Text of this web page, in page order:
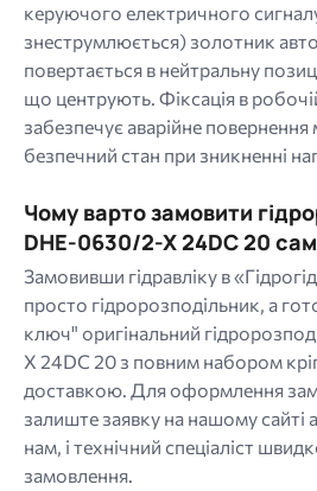
керуючого електричного
знеструмлюється) золотник
повертається в нейтральну
що центрують. Фіксація в
забезпечує аварійне повернення
безпечний стан при зникненні
Чому варто замовити
DHE-0630/2-X 24DC 20
Замовивши гідравліку в
просто гідророзподільник, а
ключ" оригінальний
X 24DC 20 з повним набором
доставкою. Для оформлення
залиште заявку на нашому сайті
нам, і технічний спеціаліст
замовлення.